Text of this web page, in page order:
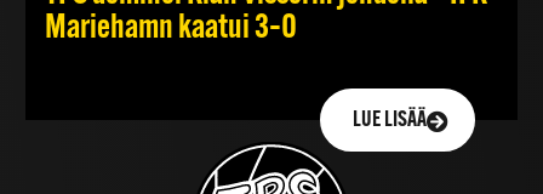
Mariehamn kaatui 3–0
LUE LISÄÄ